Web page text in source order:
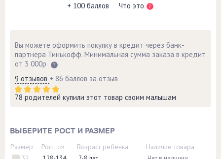
+ 100 баллов Что это
Вы можете оформить покупку в кредит через банк-
партнера Тинькофф. Минимальная сумма заказа в кредит
от 3 000р
9 отзывов + 86 баллов за отзыв
78 родителей купили этот товар своим малышам
ВЫБЕРИТЕ РОСТ И РАЗМЕР
Размер Рост, см Возраст ребенка Наличие товара